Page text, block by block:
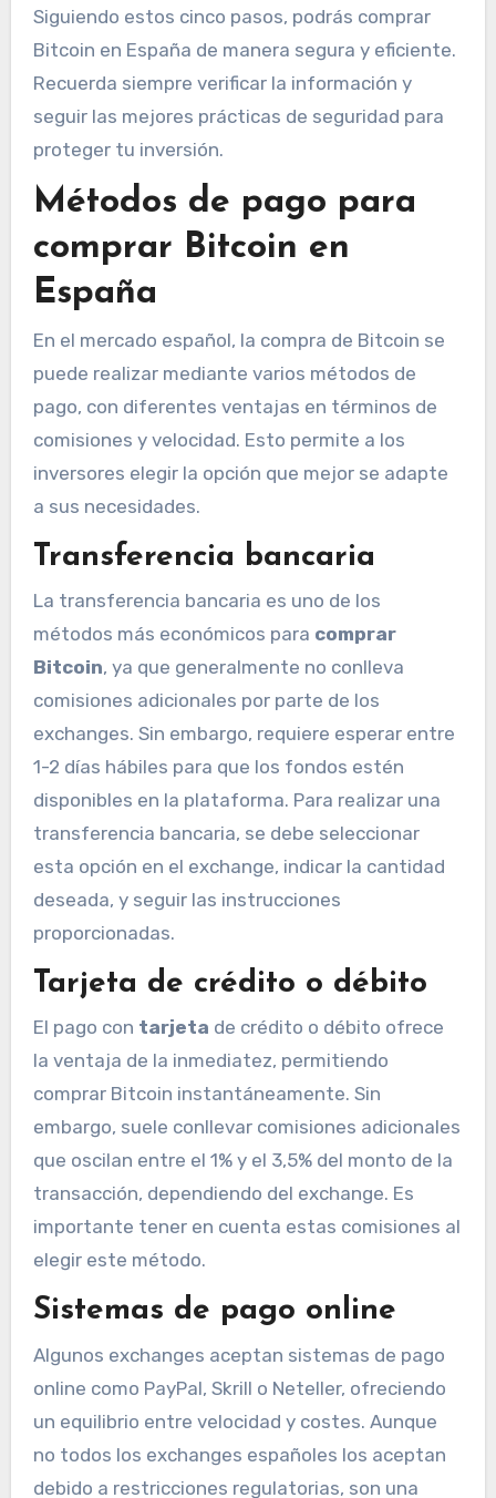
Siguiendo estos cinco pasos, podrás comprar
Bitcoin en España de manera segura y eficiente.
Recuerda siempre verificar la información y
seguir las mejores prácticas de seguridad para
proteger tu inversión.
Métodos de pago para
comprar Bitcoin en
España
En el mercado español, la compra de Bitcoin se
puede realizar mediante varios métodos de
pago, con diferentes ventajas en términos de
comisiones y velocidad. Esto permite a los
inversores elegir la opción que mejor se adapte
a sus necesidades.
Transferencia bancaria
La transferencia bancaria es uno de los
métodos más económicos para comprar
Bitcoin, ya que generalmente no conlleva
comisiones adicionales por parte de los
exchanges. Sin embargo, requiere esperar entre
1-2 días hábiles para que los fondos estén
disponibles en la plataforma. Para realizar una
transferencia bancaria, se debe seleccionar
esta opción en el exchange, indicar la cantidad
deseada, y seguir las instrucciones
proporcionadas.
Tarjeta de crédito o débito
El pago con tarjeta de crédito o débito ofrece
la ventaja de la inmediatez, permitiendo
comprar Bitcoin instantáneamente. Sin
embargo, suele conllevar comisiones adicionales
que oscilan entre el 1% y el 3,5% del monto de la
transacción, dependiendo del exchange. Es
importante tener en cuenta estas comisiones al
elegir este método.
Sistemas de pago online
Algunos exchanges aceptan sistemas de pago
online como PayPal, Skrill o Neteller, ofreciendo
un equilibrio entre velocidad y costes. Aunque
no todos los exchanges españoles los aceptan
debido a restricciones regulatorias, son una